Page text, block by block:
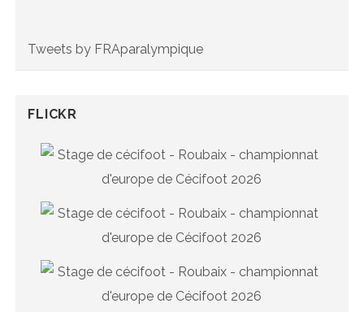
Tweets by FRAparalympique
FLICKR